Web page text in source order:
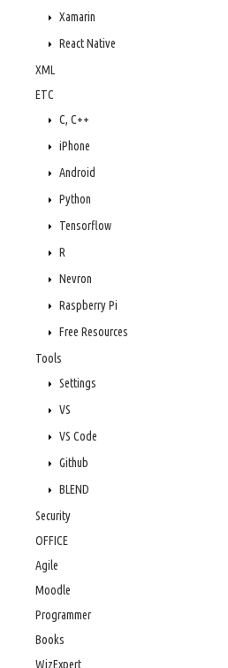
Xamarin
React Native
XML
ETC
C, C++
iPhone
Android
Python
Tensorflow
R
Nevron
Raspberry Pi
Free Resources
Tools
Settings
VS
VS Code
Github
BLEND
Security
OFFICE
Agile
Moodle
Programmer
Books
WizExpert